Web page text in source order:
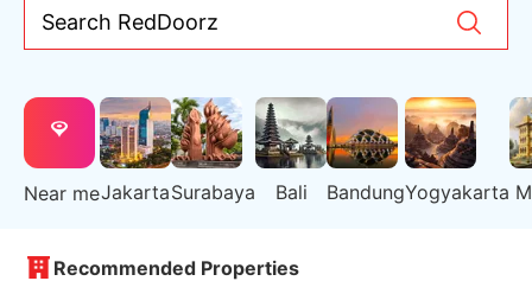
Search RedDoorz
Near meJakartaSurabaya Bali BandungYogyakarta
Recommended Properties